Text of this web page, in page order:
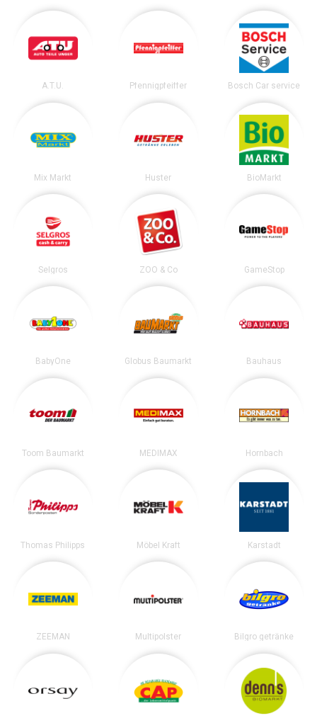
A.T.U. Pfennigpfeiffer Bosch Car service
Mix Markt Huster BioMarkt
Selgros ZOO & Co GameStop
BabyOne Globus Baumarkt Bauhaus
Toom Baumarkt MEDIMAX Hornbach
Thomas Philipps Möbel Kraft Karstadt
ZEEMAN Multipolster Bilgro getränke